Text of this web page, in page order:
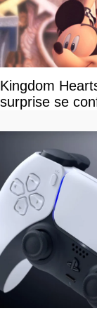
Kingdom
surprise se